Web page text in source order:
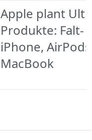
Apple plant
Produkte: Falt-
iPhone,
MacBook